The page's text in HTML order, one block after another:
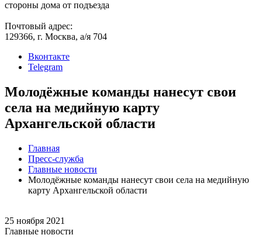
стороны дома от подъезда
Почтовый адрес:
129366, г. Москва, а/я 704
Вконтакте
Telegram
Молодёжные команды нанесут свои
села на медийную карту
Архангельской области
Главная
Пресс-служба
Главные новости
Молодёжные команды нанесут свои села на медийную
карту Архангельской области
25 ноября 2021
Главные новости